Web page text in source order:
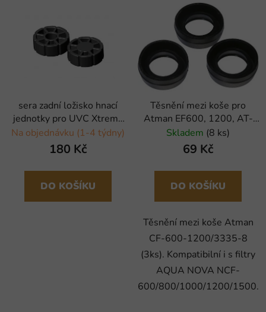
sera zadní ložisko hnací
jednotky pro UVC Xtreme
800/ 1200 - 2 ks
Na objednávku (1-4 týdny)
180 Kč
DO KOŠÍKU
Těsnění mezi koše pro
Atman EF600, 1200, AT-
3335-8, 3 ks
Skladem (8 ks)
69 Kč
DO KOŠÍKU
Těsnění mezi koše Atman
CF-600-1200/3335-8
(3ks). Kompatibilní i s filtry
AQUA NOVA NCF-
600/800/1000/1200/1500.